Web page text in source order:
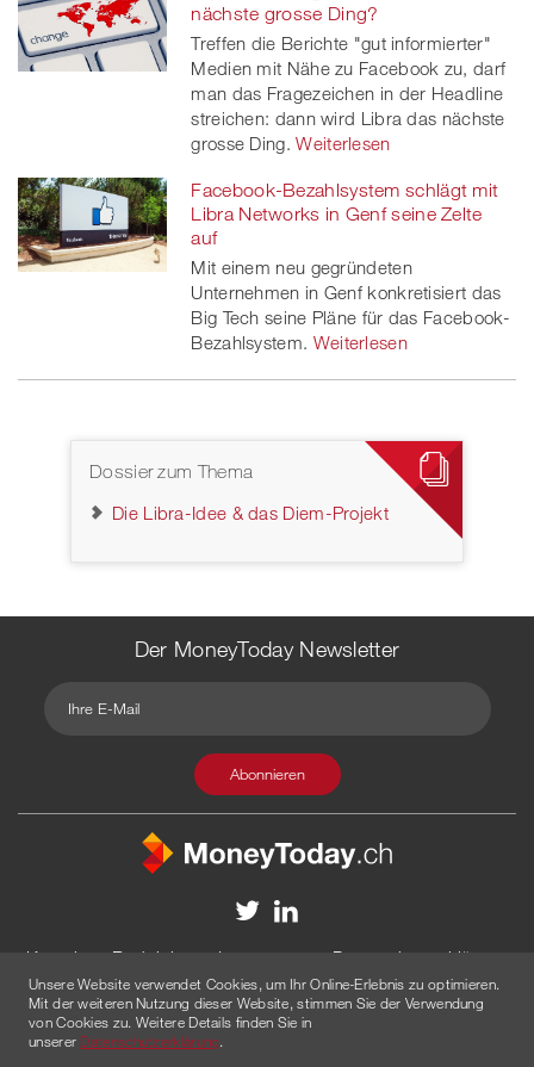
nächste grosse Ding?
Treffen die Berichte "gut informierter"
Medien mit Nähe zu Facebook zu, darf
man das Fragezeichen in der Headline
streichen: dann wird Libra das nächste
grosse Ding. Weiterlesen
Facebook-Bezahlsystem schlägt mit
Libra Networks in Genf seine Zelte
auf
Mit einem neu gegründeten
Unternehmen in Genf konkretisiert das
Big Tech seine Pläne für das Facebook-
Bezahlsystem. Weiterlesen
Dossier zum Thema
Die Libra-Idee & das Diem-Projekt
Der MoneyToday Newsletter
Kontakt Redaktion Impressum
Datenschutzerklärung
Disclaimer
Werbung
© 2026 Created byAGENTUR AM WASSER
Unsere Website verwendet Cookies, um Ihr Online-Erlebnis zu optimieren.
Mit der weiteren Nutzung dieser Website, stimmen Sie der Verwendung
von Cookies zu. Weitere Details finden Sie in
unserer Datenschutzerklärung.